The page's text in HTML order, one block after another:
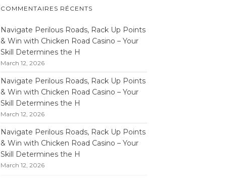
COMMENTAIRES RÉCENTS
Navigate Perilous Roads, Rack Up Points
& Win with Chicken Road Casino – Your
Skill Determines the H
March 12, 2026
Navigate Perilous Roads, Rack Up Points
& Win with Chicken Road Casino – Your
Skill Determines the H
March 12, 2026
Navigate Perilous Roads, Rack Up Points
& Win with Chicken Road Casino – Your
Skill Determines the H
March 12, 2026